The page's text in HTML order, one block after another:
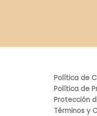
Política de
Política de
Protección
Términos y